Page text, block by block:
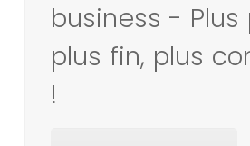
business - Plus
plus fin, plus
!